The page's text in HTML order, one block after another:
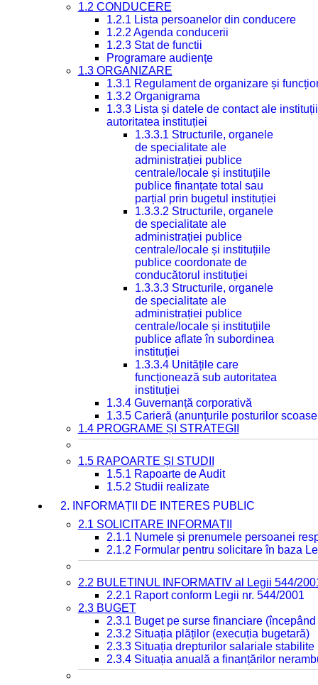
1.2 CONDUCERE
1.2.1 Lista persoanelor din conducere
1.2.2 Agenda conducerii
1.2.3 Stat de functii
Programare audiențe
1.3 ORGANIZARE
1.3.1 Regulament de organizare și
1.3.2 Organigrama
1.3.3 Lista și datele de contact ale
autoritatea instituției
1.3.3.1 Structurile, organele
de specialitate ale
administrației publice
centrale/locale și instituțiile
publice finanțate total sau
parțial prin bugetul instituției
1.3.3.2 Structurile, organele
de specialitate ale
administrației publice
centrale/locale și instituțiile
publice coordonate de
conducătorul instituției
1.3.3.3 Structurile, organele
de specialitate ale
administrației publice
centrale/locale și instituțiile
publice aflate în subordinea
instituției
1.3.3.4 Unitățile care
funcționează sub autoritatea
instituției
1.3.4 Guvernanță corporativă
1.3.5 Carieră (anunțurile posturilor
1.4 PROGRAME ȘI STRATEGII
1.5 RAPOARTE ȘI STUDII
1.5.1 Rapoarte de Audit
1.5.2 Studii realizate
2. INFORMAȚII DE INTERES PUBLIC
2.1 SOLICITARE INFORMAȚII
2.1.1 Numele și prenumele persoanei
2.1.2 Formular pentru solicitare în baza
2.2 BULETINUL INFORMATIV al Legii 544/
2.2.1 Raport conform Legii nr. 544/2001
2.3 BUGET
2.3.1 Buget pe surse financiare
2.3.2 Situația plăților (execuția bugetară)
2.3.3 Situația drepturilor salariale
2.3.4 Situația anuală a finanțărilor